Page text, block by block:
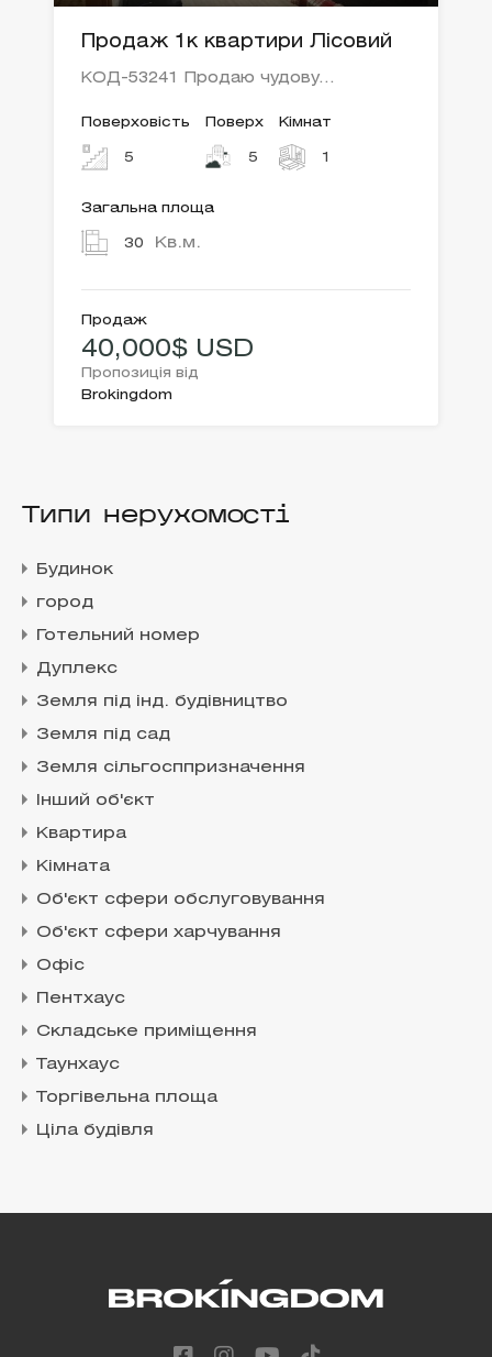
Продаж 1к квартири Лісовий
КОД-53241 Продаю чудову…
Поверховість
5
Поверх
5
Кімнат
1
Загальна площа
30 Кв.м.
Продаж
40,000$ USD
Пропозиція від
Brokingdom
Типи нерухомості
Будинок
город
Готельний номер
Дуплекс
Земля під інд. будівництво
Земля під сад
Земля сільгосппризначення
Інший об'єкт
Квартира
Кімната
Об'єкт сфери обслуговування
Об'єкт сфери харчування
Офіс
Пентхаус
Складське приміщення
Таунхаус
Торгівельна площа
Ціла будівля